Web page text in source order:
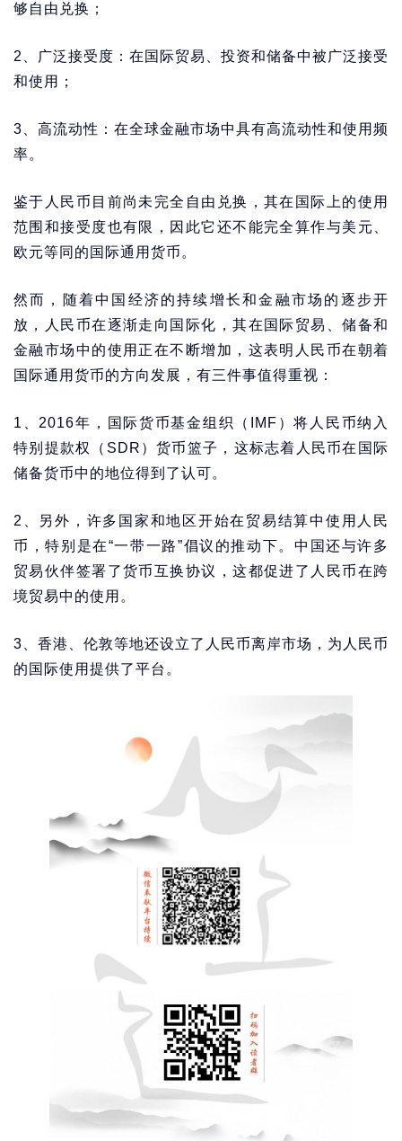
够自由兑换；
2、广泛接受度：在国际贸易、投资和储备中被广泛接受
和使用；
3、高流动性：在全球金融市场中具有高流动性和使用频
率。
鉴于人民币目前尚未完全自由兑换，其在国际上的使用
范围和接受度也有限，因此它还不能完全算作与美元、
欧元等同的国际通用货币。
然而，随着中国经济的持续增长和金融市场的逐步开
放，人民币在逐渐走向国际化，其在国际贸易、储备和
金融市场中的使用正在不断增加，这表明人民币在朝着
国际通用货币的方向发展，有三件事值得重视：
1、2016年，国际货币基金组织（IMF）将人民币纳入
特别提款权（SDR）货币篮子，这标志着人民币在国际
储备货币中的地位得到了认可。
2、另外，许多国家和地区开始在贸易结算中使用人民
币，特别是在“一带一路”倡议的推动下。中国还与许多
贸易伙伴签署了货币互换协议，这都促进了人民币在跨
境贸易中的使用。
3、香港、伦敦等地还设立了人民币离岸市场，为人民币
的国际使用提供了平台。